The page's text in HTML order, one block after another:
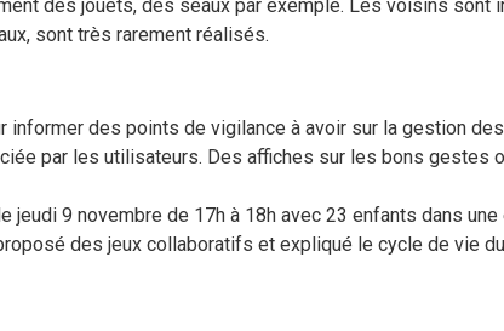
des jouets, des seaux par exemple. Les voisins sont
sont très rarement réalisés.
des points de vigilance à avoir sur la gestion
par les utilisateurs. Des affiches sur les bons gestes
9 novembre de 17h à 18h avec 23 enfants dans
des jeux collaboratifs et expliqué le cycle de vie